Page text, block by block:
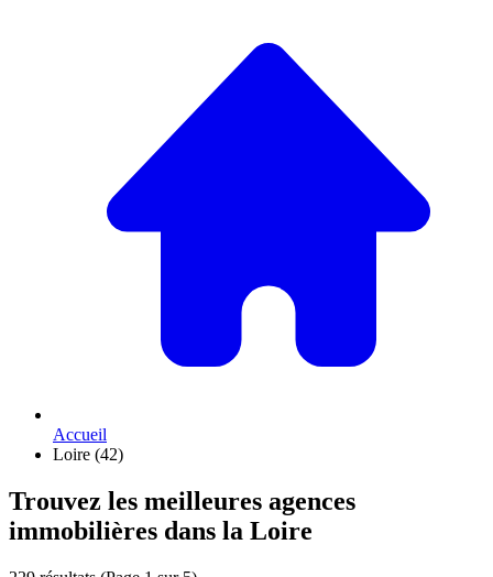
Accueil
Loire (42)
Trouvez les meilleures agences
immobilières dans la Loire